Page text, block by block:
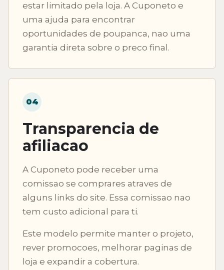
estar limitado pela loja. A Cuponeto e
uma ajuda para encontrar
oportunidades de poupanca, nao uma
garantia direta sobre o preco final.
04
Transparencia de
afiliacao
A Cuponeto pode receber uma
comissao se comprares atraves de
alguns links do site. Essa comissao nao
tem custo adicional para ti.
Este modelo permite manter o projeto,
rever promocoes, melhorar paginas de
loja e expandir a cobertura.